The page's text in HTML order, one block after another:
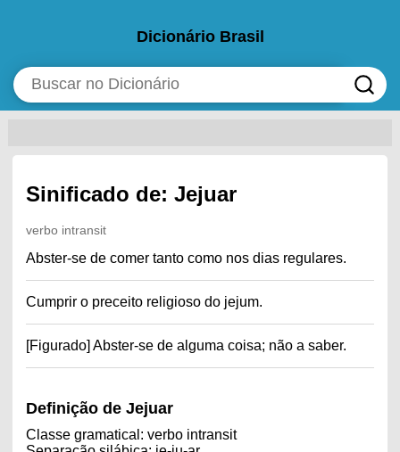
Dicionário Brasil
Sinificado de: Jejuar
verbo intransit
Abster-se de comer tanto como nos dias regulares.
Cumprir o preceito religioso do jejum.
[Figurado] Abster-se de alguma coisa; não a saber.
Definição de Jejuar
Classe gramatical: verbo intransit